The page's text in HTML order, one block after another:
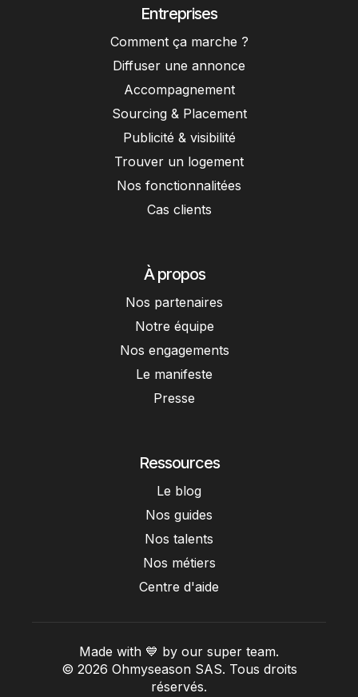
Entreprises
Comment ça marche ?
Diffuser une annonce
Accompagnement
Sourcing & Placement
Publicité & visibilité
Trouver un logement
Nos fonctionnalitées
Cas clients
À propos
Nos partenaires
Notre équipe
Nos engagements
Le manifeste
Presse
Ressources
Le blog
Nos guides
Nos talents
Nos métiers
Centre d'aide
Made with 💙 by our super team.
© 2026 Ohmyseason SAS. Tous droits
réservés.